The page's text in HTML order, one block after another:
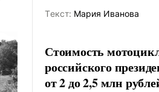
Tекст: Мария Иванова
Стоимость
российского
от 2 до 2,5 млн